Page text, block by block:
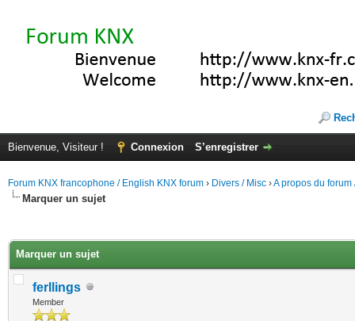
Bienvenue, Visiteur ! Connexion S’enregistrer
Forum KNX francophone / English KNX forum › Divers / Misc ›A propos du forum
Marquer un sujet
Marquer un sujet
ferllings
Member